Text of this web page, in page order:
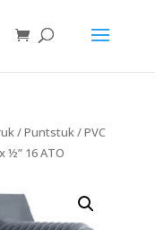
/Puntstuk/ PVC
½” 16 ATO